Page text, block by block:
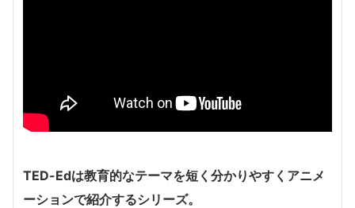
TED-Edは教育的なテーマを短く分かりやすくアニメ
ーションで紹介するシリーズ。